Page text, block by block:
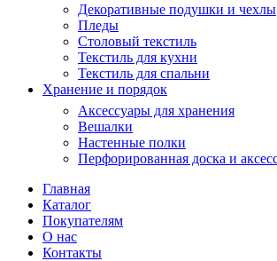
Декоративные подушки и чехлы
Пледы
Столовый текстиль
Текстиль для кухни
Текстиль для спальни
Хранение и порядок
Аксессуары для хранения
Вешалки
Настенные полки
Перфорированная доска и
Главная
Каталог
Покупателям
О нас
Контакты